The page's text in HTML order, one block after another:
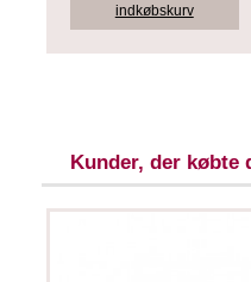
indkøbskurv
Kunder, der købte